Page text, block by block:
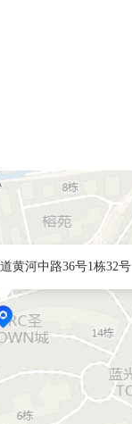
黄河中路36号1栋32号